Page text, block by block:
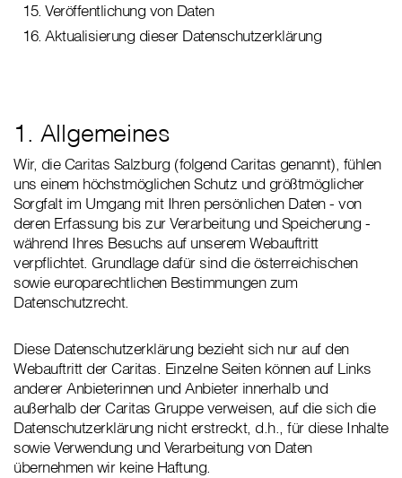
Veröffentlichung von Daten
Aktualisierung dieser Datenschutzerklärung
1. Allgemeines
Wir, die Caritas Salzburg (folgend Caritas genannt), fühlen
uns einem höchstmöglichen Schutz und größtmöglicher
Sorgfalt im Umgang mit Ihren persönlichen Daten - von
deren Erfassung bis zur Verarbeitung und Speicherung -
während Ihres Besuchs auf unserem Webauftritt
verpflichtet. Grundlage dafür sind die österreichischen
sowie europarechtlichen Bestimmungen zum
Datenschutzrecht.
Diese Datenschutzerklärung bezieht sich nur auf den
Webauftritt der Caritas. Einzelne Seiten können auf Links
anderer Anbieterinnen und Anbieter innerhalb und
außerhalb der Caritas Gruppe verweisen, auf die sich die
Datenschutzerklärung nicht erstreckt, d.h., für diese Inhalte
sowie Verwendung und Verarbeitung von Daten
übernehmen wir keine Haftung.